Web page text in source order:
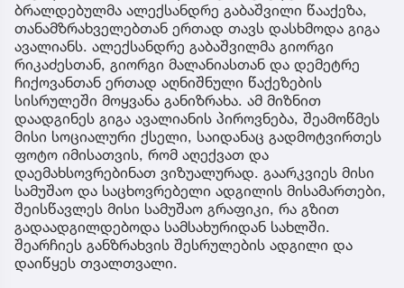
ბრალდებულმა ალექსანდრე გაბაშვილი წააქეზა,
თანამზრახველებთან ერთად თავს დასხმოდა გიგა
ავალიანს. ალექსანდრე გაბაშვილმა გიორგი
რიკაძესთან, გიორგი მალანიასთან და დემეტრე
ჩიქოვანთან ერთად აღნიშნული წაქეზების
სისრულეში მოყვანა განიზრახა. ამ მიზნით
დაადგინეს გიგა ავალიანის პიროვნება, შეამოწმეს
მისი სოციალური ქსელი, საიდანაც გადმოტვირთეს
ფოტო იმისათვის, რომ აღექვათ და
დაემახსოვრებინათ ვიზუალურად. გაარკვიეს მისი
სამუშაო და საცხოვრებელი ადგილის მისამართები,
შეისწავლეს მისი სამუშაო გრაფიკი, რა გზით
გადაადგილდებოდა სამსახურიდან სახლში.
შეარჩიეს განზრახვის შესრულების ადგილი და
დაიწყეს თვალთვალი.